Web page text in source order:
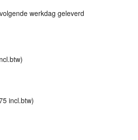
werkdag geleverd
)
incl.btw)